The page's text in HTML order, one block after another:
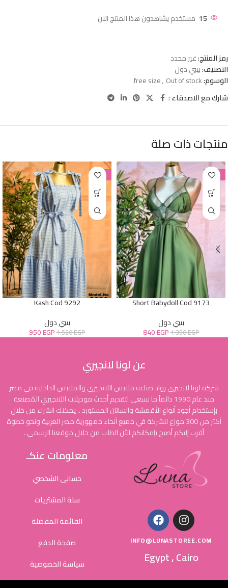
15 مستخدم يشاهدون هذا المنتج الآن
رمز المنتج:غير محدد
التصنيف:بيبي دول
الوسوم:
free size, Out of stock
شارك مع الاصدقاء :
منتجات ذات صلة
-38%
Short Babydoll Cod 9173
بيبي دول
1.350EGP
840EGP
-38%
Kash Cod 9292
بيبي دول
1.520EGP
950EGP
عن لونا لانجيري
شركة لونا لانجيري رواد صناعة ملابس اللانجيري والملابس الداخلية في مصر
منذ عام 1990 دائماً ما نسعى لتقديم أحدث موديلات اللانجيري المُصنعة
بإستخدام أجود أنواع الأقمشة والساتان المستورد .. يمكنك الشراء من خلال
أكثر من 300 موزع للشركة في جميع أنحاء جمهورية مصر العربية ونحو خطوة
أقرب إليكم أصبح بإمكانكم الأن الطلب من خلال موقعنا الرسمي .
INFO@LUNASTOREE.COM
Egypt , Cairo
معلومات عنكـ
حسابى الشخصي
سلة المشتريات
القائمة المفضلة
صفحة الدفع
سياسة الخصوصية